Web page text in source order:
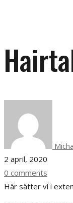
2 april, 2020
0 comments
Här sätter vi i